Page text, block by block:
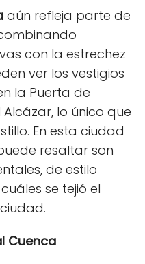
aún refleja parte de
con la estrechez
ver los vestigios
la Puerta de
lo único que
En esta ciudad
resaltar son
de estilo
se tejió el
Cuenca